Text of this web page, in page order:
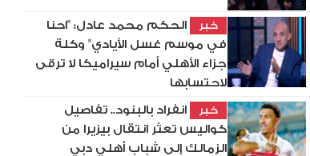
خبر
الحكم محمد عادل: "احنا
في موسم غسل الأيادي" وكلة
جزاء الأهلي أمام سيراميكا لا ترقى
لاحتسابها
خبر
انفراد بالبنود.. تفاصيل
كواليس تعثر انتقال بيزيرا من
الزمالك إلى شباب أهلي دبي